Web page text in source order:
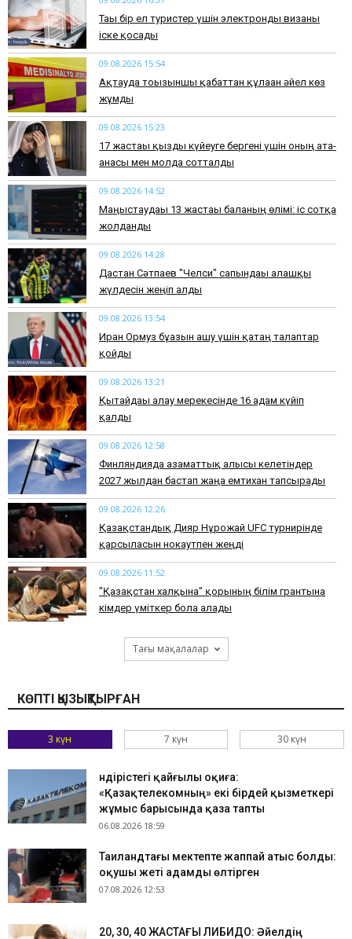
Тағы бір ел туристер үшін электронды визаны
іске қосады
09.08.2026 15:54
Ақтауда тоғызыншы қабаттан құлаған әйел көз
жұмды
09.08.2026 15:23
17 жастағы қызды күйеуге бергені үшін оның ата-
анасы мен молда сотталды
09.08.2026 14:52
Маңғыстаудағы 13 жастағы баланың өлімі: іс сотқа
жолданды
09.08.2026 14:28
Дастан Сәтпаев "Челси" сапындағы алғашқы
жүлдесін жеңіп алды
09.08.2026 13:54
Иран Ормуз бұғазын ашу үшін қатаң талаптар
қойды
09.08.2026 13:21
Қытайдағы алау мерекесінде 16 адам күйіп
қалды
09.08.2026 12:58
Финляндияда азаматтық алғысы келетіндер
2027 жылдан бастап жаңа емтихан тапсырады
09.08.2026 12:26
Қазақстандық Дияр Нұрғожай UFC турнирінде
қарсыласын нокаутпен жеңді
09.08.2026 11:52
"Қазақстан халқына" қорының білім грантына
кімдер үміткер бола алады
Тағы мақалалар
КӨПТІ ҚЫЗЫҚТЫРҒАН
3 күн 7 күн 30 күн
Өндірістегі қайғылы оқиға:
«Қазақтелекомның» екі бірдей қызметкері
жұмыс барысында қаза тапты
06.08.2026 18:59
Таиландтағы мектепте жаппай атыс болды:
оқушы жеті адамды өлтірген
07.08.2026 12:53
​20, 30, 40 ЖАСТАҒЫ ЛИБИДО: Әйелдің